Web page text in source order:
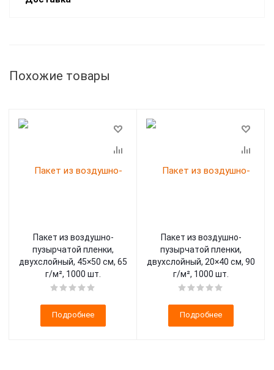
Похожие товары
Пакет из воздушно-
пузырчатой пленки,
двухслойный, 45×50 см, 65
г/м², 1000 шт.
Подробнее
Пакет из воздушно-
пузырчатой пленки,
двухслойный, 20×40 см, 90
г/м², 1000 шт.
Подробнее